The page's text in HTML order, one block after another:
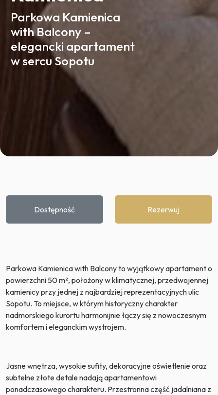
Parkowa Kamienica
with Balcony –
elegancki apartament
w sercu Sopotu
Dostępność Rezerwuj
Parkowa Kamienica with Balcony to wyjątkowy apartament o
powierzchni 50 m², położony w klimatycznej, przedwojennej
kamienicy przy jednej z najbardziej reprezentacyjnych ulic
Sopotu. To miejsce, w którym historyczny charakter
nadmorskiego kurortu harmonijnie łączy się z nowoczesnym
komfortem i eleganckim wystrojem.
Jasne wnętrza, wysokie sufity, dekoracyjne oświetlenie oraz
subtelne złote detale nadają apartamentowi
ponadczasowego charakteru. Przestronna część jadalniana z